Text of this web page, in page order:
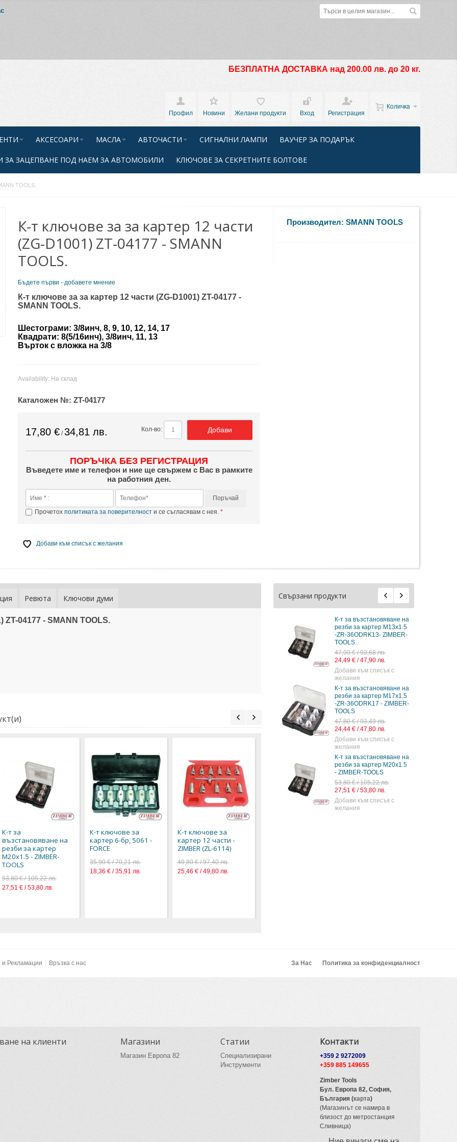
БЕЗПЛАТНА ДОСТАВКА над 200.00 лв. до 20 кг.
Количка
Профил
Новини Желани продукти Вход Регистрация
АКСЕСОАРИ МАСЛА АВТОЧАСТИ СИГНАЛНИ ЛАМПИ ВАУЧЕР ЗА ПОДАРЪК
ЗА ЗАЦЕПВАНЕ ПОД НАЕМ ЗА АВТОМОБИЛИ КЛЮЧОВЕ ЗА СЕКРЕТНИТЕ БОЛТОВЕ
TOOLS.
К-т ключове за за картер 12 части
(ZG-D1001) ZT-04177 - SMANN
TOOLS.
Бъдете първи - добавете мнение
К-т ключове за за картер 12 части (ZG-D1001) ZT-04177 -
SMANN TOOLS.
Шестограми: 3/8инч, 8, 9, 10, 12, 14, 17
Квадрати: 8(5/16инч), 3/8инч, 11, 13
Върток с вложка на 3/8
Availability: На склад
Каталожен №:ZT-04177
17,80 € / 34,81 лв. Кол-во: Добави
ПОРЪЧКА БЕЗ РЕГИСТРАЦИЯ
Въведете име и телефон и ние ще свържем с Вас в рамките
на работния ден.
Поръчай
Прочетохполитиката за поверителност и се съгласявам с нея.
Добави към списък с желания
Производител: SMANN TOOLS
Ревюта Ключови думи
ZT-04177 - SMANN TOOLS.
Свързани продукти
К-т за възстановяване на
резби за картер M13x1.5
-ZR-36ODRK13- ZIMBER-
TOOLS.
47,90 € / 93,68 лв.
24,49 € / 47,90 лв.
Добави към списък с
желания
К-т за възстановяване на
резби за картер M17x1.5
-ZR-36ODRK17 - ZIMBER-
TOOLS
47,80 € / 93,49 лв.
24,44 € / 47,80 лв.
Добави към списък с
желания
К-т за възстановяване на
резби за картер M20x1.5
- ZIMBER-TOOLS
53,80 € / 105,22 лв.
27,51 € / 53,80 лв.
Добави към списък с
желания
К-т за
възстановяване на
резби за картер
M20x1.5 - ZIMBER-
TOOLS
53,80 € / 105,22 лв.
27,51 € / 53,80 лв.
К-т ключове за
картер 6-бр, 5061 -
FORCE
35,90 € / 70,21 лв.
18,36 € / 35,91 лв.
К-т ключове за
картер 12 части -
ZIMBER (ZL-6114)
49,80 € / 97,40 лв.
25,46 € / 49,80 лв.
К-т ключове за
картера 3/8" - 15
Ключ за картер
RENAULT - ZIMBER,ZR-
36TDPK - ZIMBER -
и Рекламации Връзка с нас За Нас Политика за конфиденциалност
на клиенти Магазини
Магазин Европа 82
Статии
Специализирани
Инструменти
Контакти
+359 2 9272009
+359 885 149655
Zimber Tools
Бул. Европа 82,София,
България (карта)
(Магазинът се намира в
близост до метростанция
Сливница)